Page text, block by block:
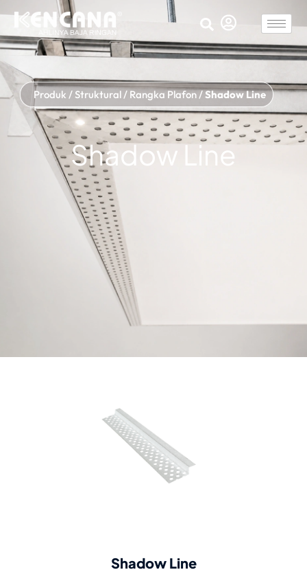
Produk /Struktural/ Rangka Plafon/Shadow Line
Shadow Line
Shadow Line